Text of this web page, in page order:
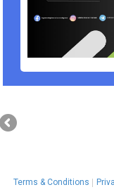
Terms & Conditions